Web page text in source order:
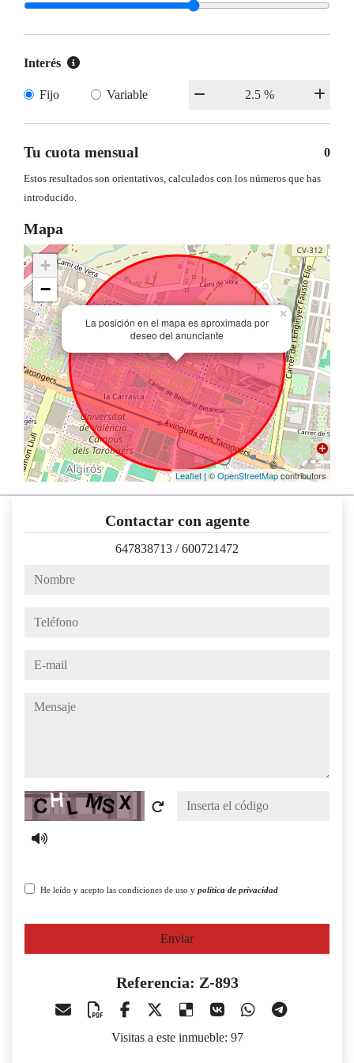
Interés
Fijo Variable
Tu cuota mensual 0
Estos resultados son orientativos, calculados con los números que has
introducido.
Mapa
La posición en el mapa es aproximada por
deseo del anunciante
×
+
−
Leaflet| ©OpenStreetMapcontributors
Contactar con agente
647838713 /600721472
nombre
teléfono
e-mail
mensaje
Captcha
He leído y acepto las condiciones de uso y política de privacidad
Enviar
Referencia: Z-893
Visitas a este inmueble: 97